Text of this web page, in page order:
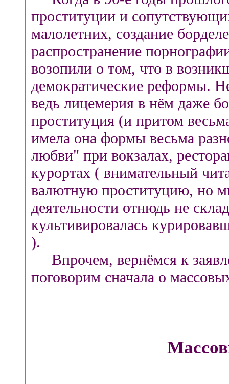
проституции и
малолетних, создание
распространение
возопили о том, что в
демократические реформы.
ведь лицемерия в нём даже
проституция (и притом
имела она формы весьма
любви" при вокзалах,
курортах ( внимательный
валютную проституцию, но
деятельности отнюдь не
культивировалась
).
Впрочем, вернёмся к
поговорим сначала о